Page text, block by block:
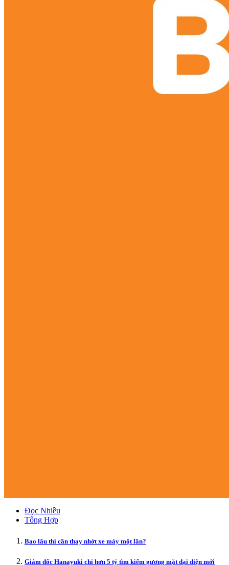
Đọc Nhiều
Tổng Hợp
Bao lâu thì cần thay nhớt xe máy một lần?
Giám đốc Hanayuki chi hơn 5 tỷ tìm kiếm gương mặt đại diện mới